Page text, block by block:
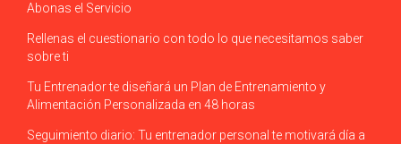
Abonas el Servicio
Rellenas el cuestionario con todo lo que necesitamos saber
sobre ti
Tu Entrenador te diseñará un Plan de Entrenamiento y
Alimentación Personalizada en 48 horas
Seguimiento diario: Tu entrenador personal te motivará día a